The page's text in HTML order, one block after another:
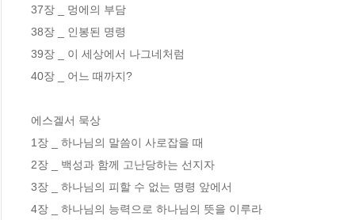
37장 _ 멍에의 부담
38장 _ 인봉된 명령
39장 _ 이 세상에서 나그네처럼
40장 _ 어느 때까지?
에스겔서 묵상
1장 _ 하나님의 말씀이 사로잡을 때
2장 _ 백성과 함께 고난당하는 선지자
3장 _ 하나님의 피할 수 없는 명령 앞에서
4장 _ 하나님의 능력으로 하나님의 뜻을 이루라